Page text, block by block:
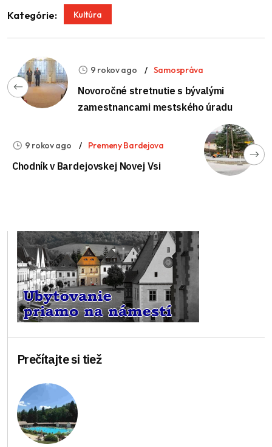
Kategórie: Kultúra
9 rokov ago Samospráva
Novoročné stretnutie s bývalými
zamestnancami mestského úradu
9 rokov ago Premeny Bardejova
Chodník v Bardejovskej Novej Vsi
Prečítajte si tiež